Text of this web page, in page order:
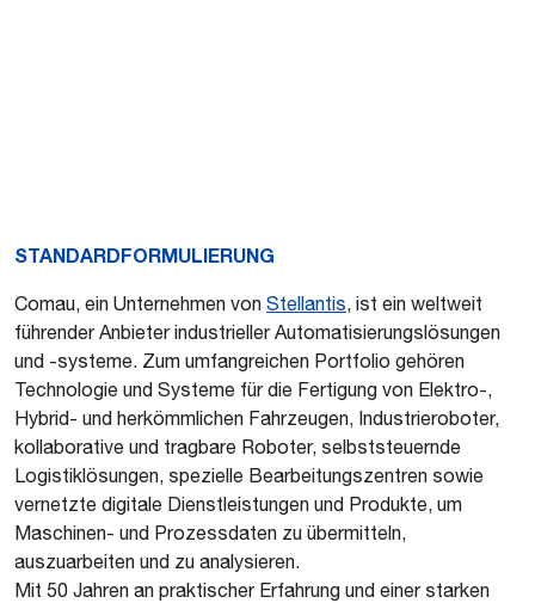
STANDARDFORMULIERUNG
Comau, ein Unternehmen von Stellantis, ist ein weltweit
führender Anbieter industrieller Automatisierungslösungen
und -systeme. Zum umfangreichen Portfolio gehören
Technologie und Systeme für die Fertigung von Elektro-,
Hybrid- und herkömmlichen Fahrzeugen, Industrieroboter,
kollaborative und tragbare Roboter, selbststeuernde
Logistiklösungen, spezielle Bearbeitungszentren sowie
vernetzte digitale Dienstleistungen und Produkte, um
Maschinen- und Prozessdaten zu übermitteln,
auszuarbeiten und zu analysieren.
Mit 50 Jahren an praktischer Erfahrung und einer starken